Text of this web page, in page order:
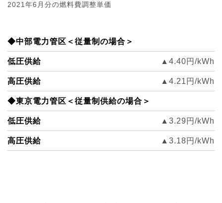
2021年6月分の燃料費調整単価
◆中部電力管区＜従量制の場合＞
低圧供給 ▲4.40円/kWh
高圧供給 ▲4.21 円/kWh
◆東京電力管区＜従量制供給の場合＞
低圧供給 ▲3.29円/kWh
高圧供給 ▲3.18円/kWh